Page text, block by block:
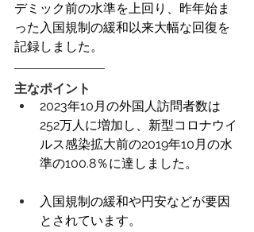
デミック前の水準を上回り、昨年始ま
った入国規制の緩和以来大幅な回復を
記録しました。
主なポイント
2023年10月の外国人訪問者数は
252万人に増加し、新型コロナウイ
ルス感染拡大前の2019年10月の水
準の100.8％に達しました。
入国規制の緩和や円安などが要因
とされています。